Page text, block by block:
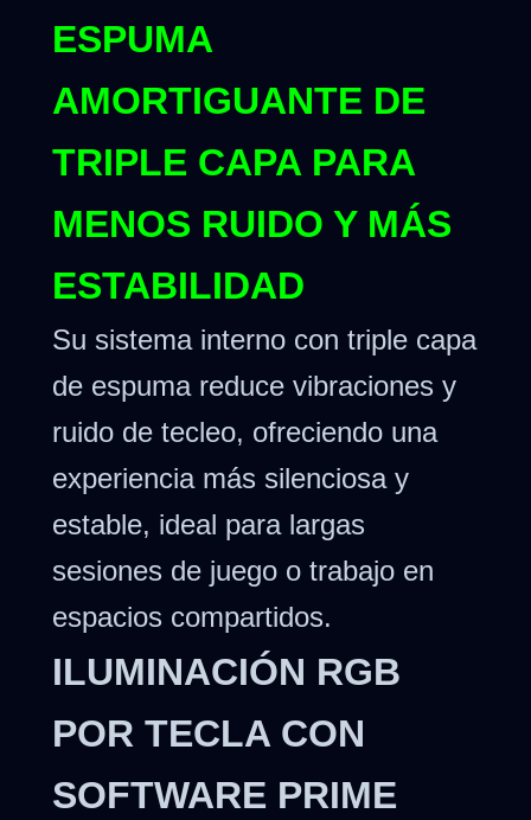
ESPUMA
AMORTIGUANTE DE
TRIPLE CAPA PARA
MENOS RUIDO Y MÁS
ESTABILIDAD
Su sistema interno con triple capa
de espuma reduce vibraciones y
ruido de tecleo, ofreciendo una
experiencia más silenciosa y
estable, ideal para largas
sesiones de juego o trabajo en
espacios compartidos.
ILUMINACIÓN RGB
POR TECLA CON
SOFTWARE PRIME